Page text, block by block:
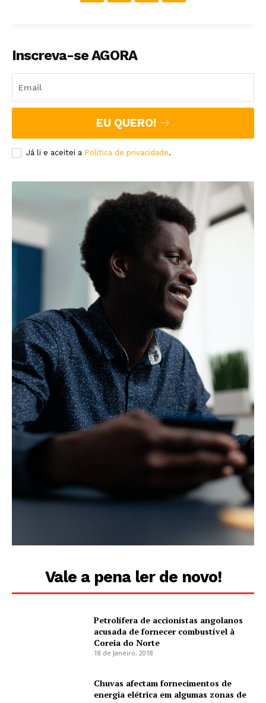
Inscreva-se AGORA
EU QUERO!
Já li e aceitei a Política de privacidade.
Vale a pena ler de novo!
Petrolífera de accionistas angolanos
acusada de fornecer combustível à
Coreia do Norte
18 de Janeiro, 2018
Chuvas afectam fornecimentos de
energia elétrica em algumas zonas de